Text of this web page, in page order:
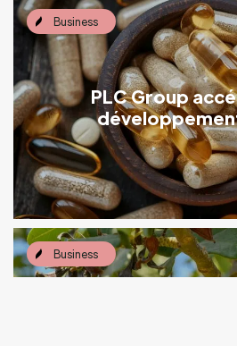
Business
PLC Group
Business